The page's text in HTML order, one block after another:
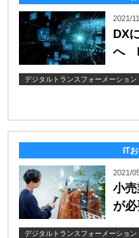
2021/
DX
へ
デジタルトランスフォーメーション
IT
2021/
小
が
デジタルトランスフォーメーション